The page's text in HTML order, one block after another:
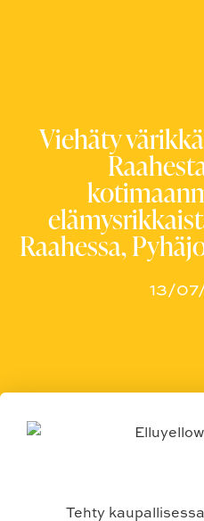
Viehäty
Raahessa,
13/
Tehty